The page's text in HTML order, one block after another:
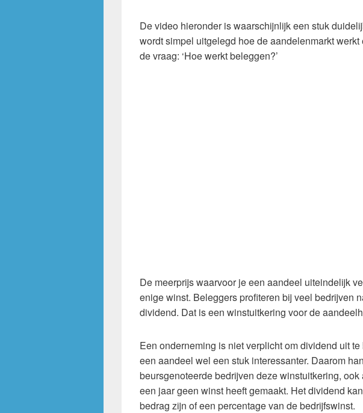
De video hieronder is waarschijnlijk een stuk
wordt simpel uitgelegd hoe de aandelenmarkt
de vraag: ‘Hoe werkt beleggen?’
De meerprijs waarvoor je een aandeel uiteindelijk
enige winst. Beleggers profiteren bij veel bedrijven
dividend. Dat is een winstuitkering voor de
Een onderneming is niet verplicht om dividend uit
een aandeel wel een stuk interessanter. Daarom
beursgenoteerde bedrijven deze winstuitkering,
een jaar geen winst heeft gemaakt. Het dividend
bedrag zijn of een percentage van de bedrijfswinst.